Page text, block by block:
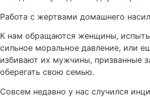
Работа с жертвами домашнего
К нам обращаются женщины,
сильное моральное давление, или
избивают их мужчины, призванные
оберегать свою семью.
Совсем недавно у нас случился